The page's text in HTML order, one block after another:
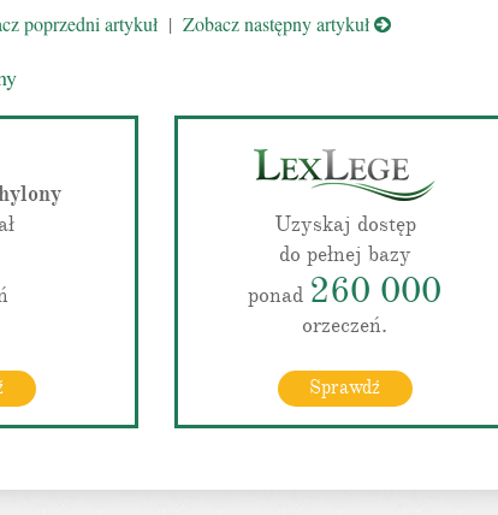
poprzedni artykuł| Zobacz następny artykuł
Uzyskaj dostęp
do pełnej bazy
ponad 260 000
orzeczeń.
Sprawdź